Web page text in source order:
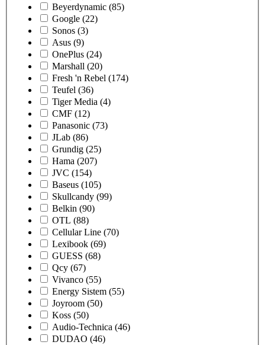
Beyerdynamic (85)
Google (22)
Sonos (3)
Asus (9)
OnePlus (24)
Marshall (20)
Fresh 'n Rebel (174)
Teufel (36)
Tiger Media (4)
CMF (12)
Panasonic (73)
JLab (86)
Grundig (25)
Hama (207)
JVC (154)
Baseus (105)
Skullcandy (99)
Belkin (90)
OTL (88)
Cellular Line (70)
Lexibook (69)
GUESS (68)
Qcy (67)
Vivanco (55)
Energy Sistem (55)
Joyroom (50)
Koss (50)
Audio-Technica (46)
DUDAO (46)